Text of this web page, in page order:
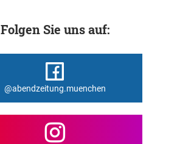
Folgen Sie uns auf:
@abendzeitung.muenchen